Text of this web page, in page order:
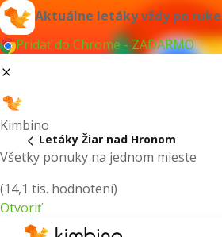
Aktuálne letáky vždy po ruke
Pridať do Chrome - ZADARMO
Kimbino
Všetky ponuky na jednom mieste
(14,1 tis. hodnotení)
Otvoriť
Letáky Žiar nad Hronom